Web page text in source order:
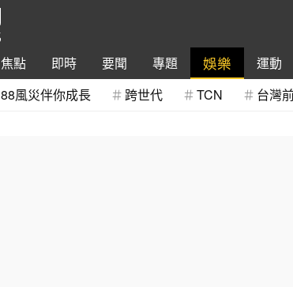
焦點 即時 要聞 專題 娛樂 運動
88風災伴你成長 跨世代 TCN 台灣